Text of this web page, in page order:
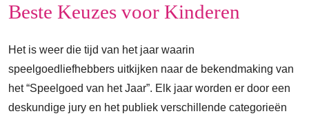
Beste Keuzes voor Kinderen
Het is weer die tijd van het jaar waarin
speelgoedliefhebbers uitkijken naar de bekendmaking van
het “Speelgoed van het Jaar”. Elk jaar worden er door een
deskundige jury en het publiek verschillende categorieën